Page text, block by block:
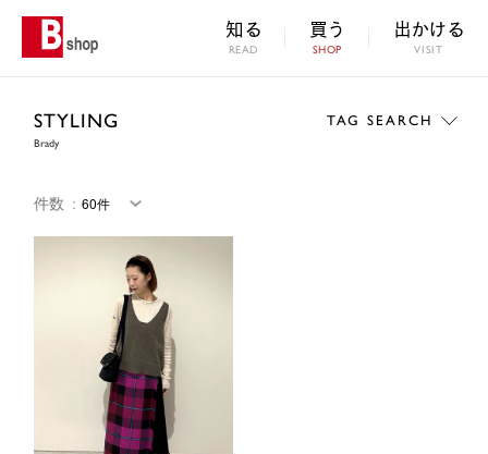
知る
READ
買う
SHOP
出かける
VISIT
STYLING
Brady
TAG SEARCH
件数 ：